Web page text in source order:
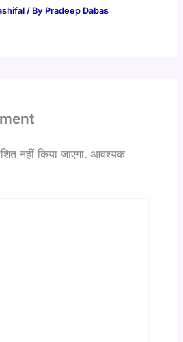
/ By Pradeep Dabas
नहीं किया जाएगा. आवश्यक